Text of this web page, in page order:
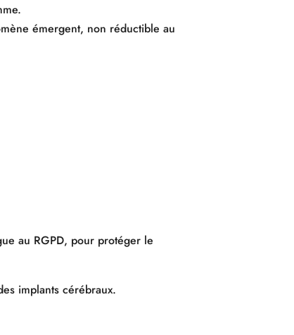
émergent, non réductible au
au RGPD, pour protéger le
implants cérébraux.